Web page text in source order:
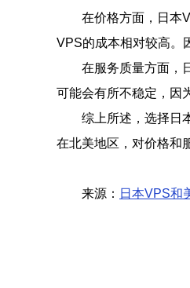
在价格方面，日本
VPS的成本相对较高。
在服务质量方面，
可能会有所不稳定，因
综上所述，选择日
在北美地区，对价格和
来源： 日本VPS和